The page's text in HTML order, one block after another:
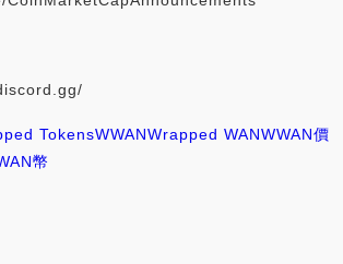
TokensWWANWrapped WANWWAN價
幣